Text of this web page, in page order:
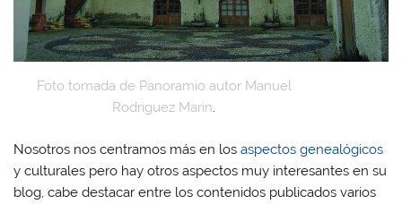
Foto tomada de Panoramio autor Manuel
Rodriguez Marin.
Nosotros nos centramos más en losaspectos genealógicos
y culturales pero hay otros aspectos muy interesantes en su
blog, cabe destacar entre los contenidos publicados varios